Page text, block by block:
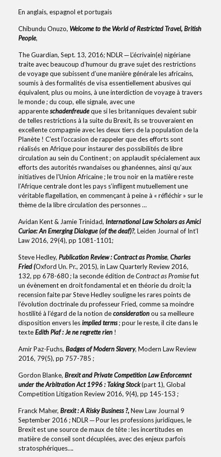
En anglais, espagnol et portugais
Chibundu Onuzo, Welcome to the World of Restricted Travel, British
People,
The Guardian, Sept. 13, 2016; NDLR ─ L’écrivain(e) nigériane
traite avec beaucoup d’humour du grave sujet des restrictions
de voyage que subissent d’une manière générale les africains,
soumis à des formalités de visa essentiellement abusives qui
équivalent, plus ou moins, à une interdiction de voyage à travers
le monde ; du coup, elle signale, avec une
apparenteschadenfreudeque si les britanniques devaient subir
de telles restrictions à la suite du Brexit, ils se trouveraient en
excellente compagnie avec les deux tiers de la population de la
Planète ! C’est l’occasion de rappeler que des efforts sont
réalisés en Afrique pour instaurer des possibilités de libre
circulation au sein du Continent ; on applaudit spécialement aux
efforts des autorités rwandaises ou ghanéennes, ainsi qu’aux
initiatives de l’Union Africaine ; le trou noir en la matière reste
l’Afrique centrale dont les pays s’infligent mutuellement une
véritable flagellation, en commençant à peine à « réfléchir » sur le
thème de la libre circulation des personnes …
Avidan Kent & Jamie Trinidad, International Law Scholars as Amici
Curiae: An Emerging Dialogue (of the deaf)?, Leiden Journal of Int’l
Law 2016, 29(4), pp 1081-1101;
Steve Hedley, Publication Review : Contract as Promise, Charles
Fried (Oxford Un. Pr., 2015), in Law Quarterly Review 2016,
132, pp 678-680 ; la seconde édition deContract as Promisefut
un évènement en droit fondamental et en théorie du droit; la
recension faite par Steve Hedley souligne les rares points de
l’évolution doctrinale du professeur Fried, comme sa moindre
hostilité à l’égard de la notion deconsiderationou sa meilleure
disposition envers lesimplied terms; pour le reste, il cite dans le
texteEdith Piaf : Je ne regrette rien!
Amir Paz-Fuchs, Badges of Modern Slavery, Modern Law Review
2016, 79(5), pp 757-785 ;
Gordon Blanke, Brexit and Private Competition Law Enforcemnt
under the Arbitration Act 1996 : Taking Stock(part 1), Global
Competition Litigation Review 2016, 9(4), pp 145-153 ;
Franck Maher, Brexit : A Risky Business ?,New Law Journal 9
September 2016 ; NDLR ─ Pour les professions juridiques, le
Brexit est une source de maux de tête : les incertitudes en
matière de conseil sont décuplées, avec des enjeux parfois
stratosphériques….